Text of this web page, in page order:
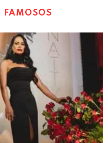
FAMOSOS